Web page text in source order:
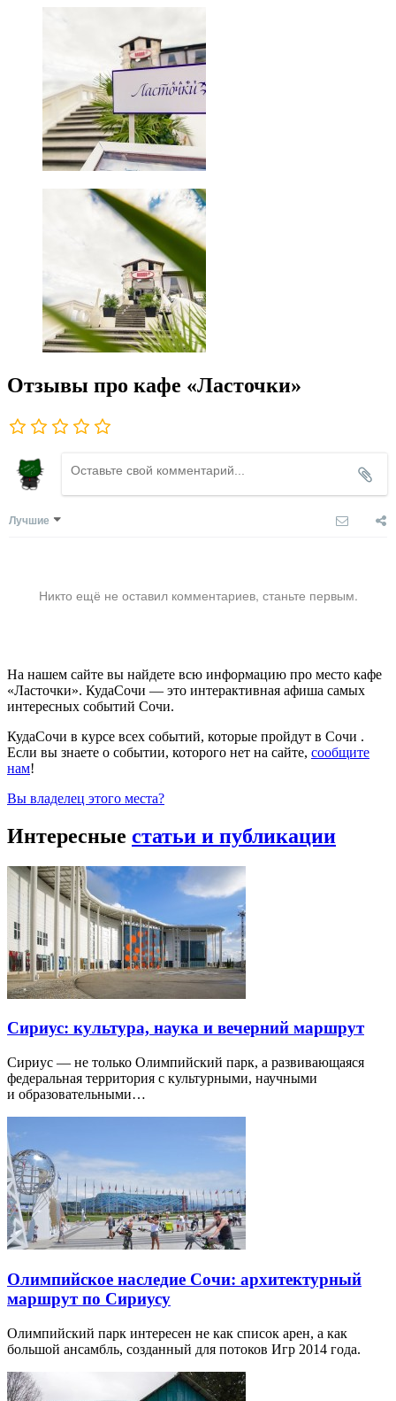
Отзывы про кафе «Ласточки»
Лучшие
Никто ещё не оставил комментариев, станьте первым.
На нашем сайте вы найдете всю информацию про место кафе
«Ласточки». КудаСочи — это интерактивная афиша самых
интересных событий Сочи.
КудаСочи в курсе всех событий, которые пройдут в Сочи .
Если вы знаете о событии, которого нет на сайте, сообщите
нам!
Вы владелец этого места?
Интересные статьи и публикации
Сириус: культура, наука и вечерний маршрут
Сириус — не только Олимпийский парк, а развивающаяся
федеральная территория с культурными, научными
и образовательными…
Олимпийское наследие Сочи: архитектурный
маршрут по Сириусу
Олимпийский парк интересен не как список арен, а как
большой ансамбль, созданный для потоков Игр 2014 года.